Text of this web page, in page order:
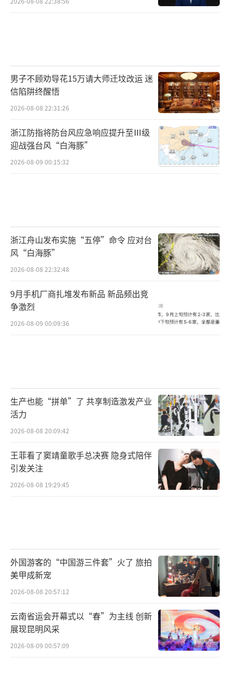
男子不顾劝导花15万请大师迁坟改运 迷
信陷阱终醒悟
2026-08-08 22:31:26
浙江防指将防台风应急响应提升至Ⅲ级
迎战强台风“白海豚”
2026-08-09 00:15:32
浙江舟山发布实施“五停”命令 应对台
风“白海豚”
2026-08-08 22:32:48
9月手机厂商扎堆发布新品 新品频出竞
争激烈
2026-08-09 00:09:36
生产也能“拼单”了 共享制造激发产业
活力
2026-08-08 20:09:42
王菲看了窦靖童歌手总决赛 隐身式陪伴
引发关注
2026-08-08 19:29:45
外国游客的“中国游三件套”火了 旅拍
美甲成新宠
2026-08-08 20:57:12
云南省运会开幕式以“春”为主线 创新
展现昆明风采
2026-08-09 00:57:09